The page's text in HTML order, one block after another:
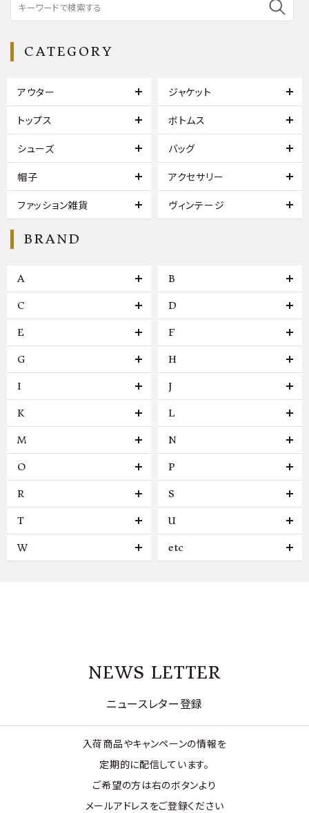
CATEGORY
アウター ジャケット
トップス ボトムス
シューズ バッグ
帽子 アクセサリー
ファッション雑貨 ヴィンテージ
BRAND
A B
C D
E F
G H
I J
K L
M N
O P
R S
T U
W etc
NEWS LETTER
ニュースレター登録
入荷商品やキャンペーンの情報を
定期的に配信しています。
ご希望の方は右のボタンより
メールアドレスをご登録ください